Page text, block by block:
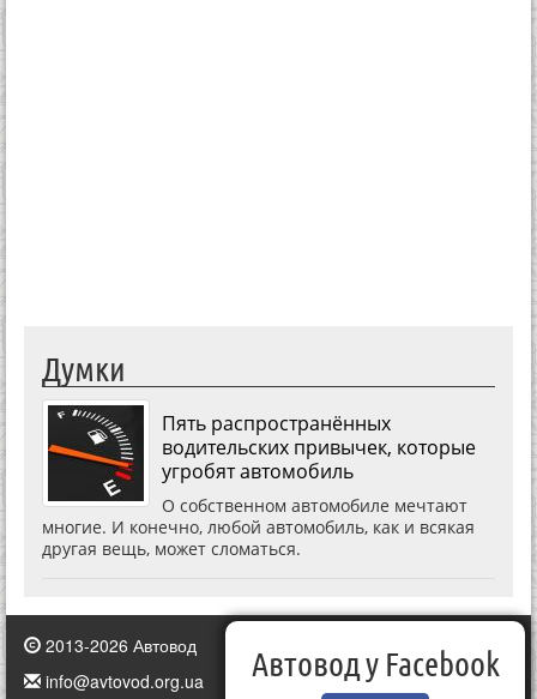
Думки
Пять распространённых
водительских привычек, которые
угробят автомобиль
О собственном автомобиле мечтают
многие. И конечно, любой автомобиль, как и всякая
другая вещь, может сломаться.
2013-2026 Автовод
info@avtovod.org.ua
Автовод у Facebook